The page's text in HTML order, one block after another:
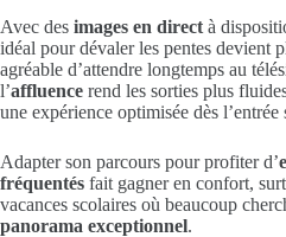
Avec des images en direct à
idéal pour dévaler les pentes devient
agréable d’attendre longtemps au
l’affluence rend les sorties plus
une expérience optimisée dès l’entrée
Adapter son parcours pour profiter d’
fréquentés fait gagner en confort,
vacances scolaires où beaucoup
panorama exceptionnel.